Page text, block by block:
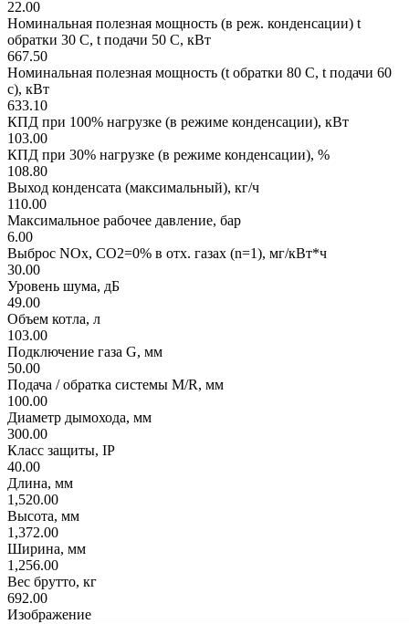
22.00
Номинальная полезная мощность (в реж. конденсации) t
обратки 30 С, t подачи 50 С, кВт
667.50
Номинальная полезная мощность (t обратки 80 С, t подачи 60
с), кВт
633.10
КПД при 100% нагрузке (в режиме конденсации), кВт
103.00
КПД при 30% нагрузке (в режиме конденсации), %
108.80
Выход конденсата (максимальный), кг/ч
110.00
Максимальное рабочее давление, бар
6.00
Выброс NOx, CO2=0% в отх. газах (n=1), мг/кВт*ч
30.00
Уровень шума, дБ
49.00
Объем котла, л
103.00
Подключение газа G, мм
50.00
Подача / обратка системы M/R, мм
100.00
Диаметр дымохода, мм
300.00
Класс защиты, IP
40.00
Длина, мм
1,520.00
Высота, мм
1,372.00
Ширина, мм
1,256.00
Вес брутто, кг
692.00
Изображение